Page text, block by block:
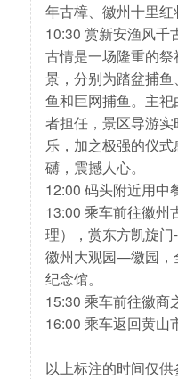
年古樟、徽州十里红
10:30 赏新安渔风千
古情是一场隆重的
景，分别为踏盆捕
鱼和巨网捕鱼。主
者担任，景区导游
乐，加之极强的仪
礴，震撼人心。
12:00 码头附近用中
13:00 乘车前往徽州
理），赏东方凯旋门
徽州大观园—徽园
纪念馆。
15:30 乘车前往徽商
16:00 乘车返回黄山
以上标注的时间仅